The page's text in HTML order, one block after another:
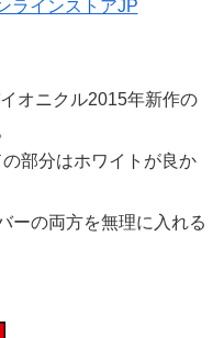
オニクル2015年新作の
部分はホワイトが良か
ーの両方を無理に入れる